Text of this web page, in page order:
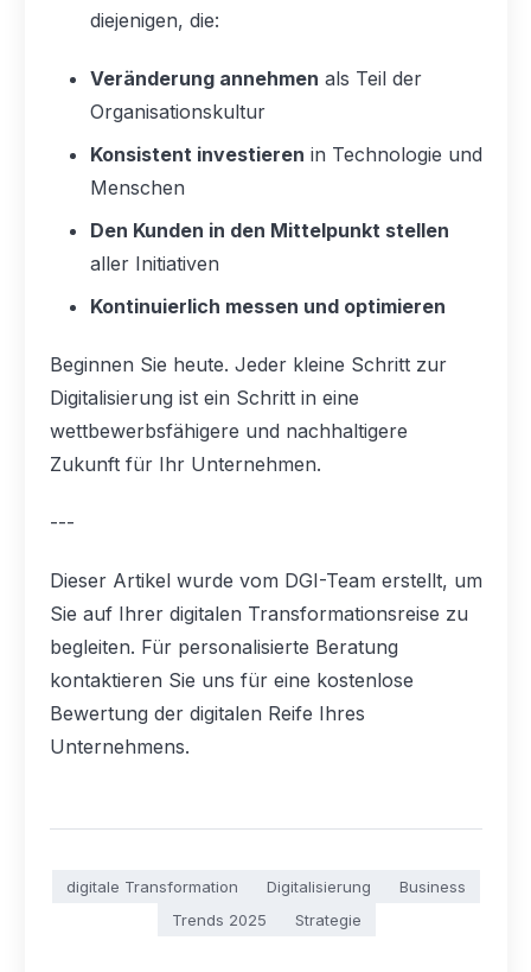
diejenigen, die:
Veränderung annehmen als Teil der
Organisationskultur
Konsistent investieren in Technologie und
Menschen
Den Kunden in den Mittelpunkt stellen
aller Initiativen
Kontinuierlich messen und optimieren
Beginnen Sie heute. Jeder kleine Schritt zur
Digitalisierung ist ein Schritt in eine
wettbewerbsfähigere und nachhaltigere
Zukunft für Ihr Unternehmen.
---
Dieser Artikel wurde vom DGI-Team erstellt, um
Sie auf Ihrer digitalen Transformationsreise zu
begleiten. Für personalisierte Beratung
kontaktieren Sie uns für eine kostenlose
Bewertung der digitalen Reife Ihres
Unternehmens.
digitale Transformation Digitalisierung
Business
Trends 2025
Strategie